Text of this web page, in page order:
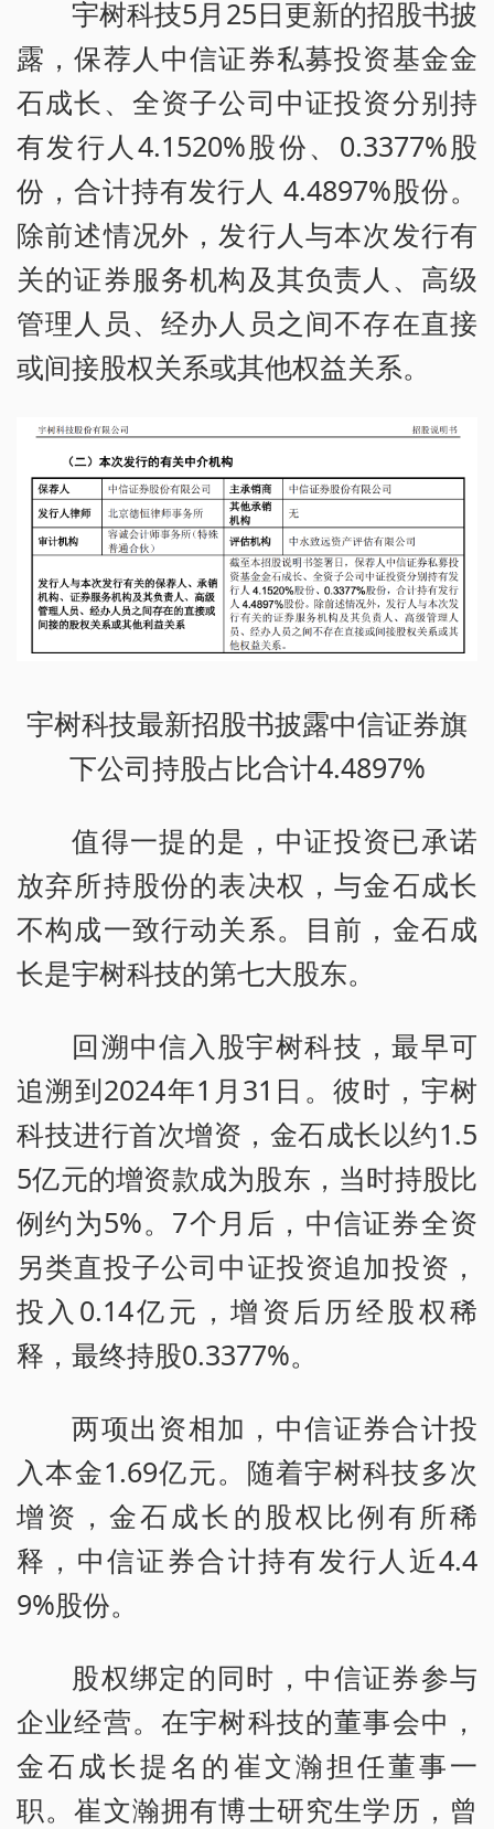
宇树科技5月25日更新的招股书披
露，保荐人中信证券私募投资基金金
石成长、全资子公司中证投资分别持
有发行人4.1520%股份、0.3377%股
份，合计持有发行人 4.4897%股份。
除前述情况外，发行人与本次发行有
关的证券服务机构及其负责人、高级
管理人员、经办人员之间不存在直接
或间接股权关系或其他权益关系。
宇树科技最新招股书披露中信证券旗
下公司持股占比合计4.4897%
值得一提的是，中证投资已承诺
放弃所持股份的表决权，与金石成长
不构成一致行动关系。目前，金石成
长是宇树科技的第七大股东。
回溯中信入股宇树科技，最早可
追溯到2024年1月31日。彼时，宇树
科技进行首次增资，金石成长以约1.5
5亿元的增资款成为股东，当时持股比
例约为5%。7个月后，中信证券全资
另类直投子公司中证投资追加投资，
投入0.14亿元，增资后历经股权稀
释，最终持股0.3377%。
两项出资相加，中信证券合计投
入本金1.69亿元。随着宇树科技多次
增资，金石成长的股权比例有所稀
释，中信证券合计持有发行人近4.4
9%股份。
股权绑定的同时，中信证券参与
企业经营。在宇树科技的董事会中，
金石成长提名的崔文瀚担任董事一
职。崔文瀚拥有博士研究生学历，曾